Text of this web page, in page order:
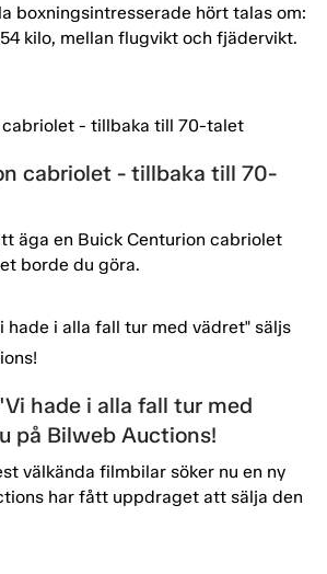
boxningsintresserade hört talas om:
kilo, mellan flugvikt och fjädervikt.
cabriolet - tillbaka till 70-
äga en Buick Centurion cabriolet
borde du göra.
hade i alla fall tur med
på Bilweb Auctions!
välkända filmbilar söker nu en ny
har fått uppdraget att sälja den